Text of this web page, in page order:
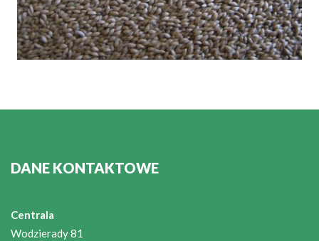
DANE KONTAKTOWE
Centrala
Wodzierady 81